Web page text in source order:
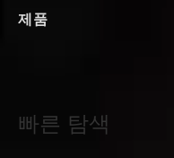
제품
빠른 탐색